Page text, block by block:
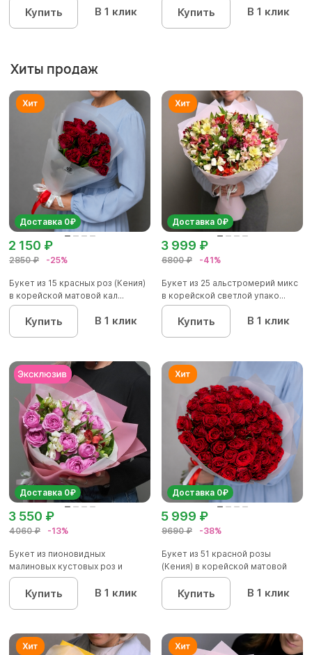
Купить В 1 клик Купить В 1 клик
Хиты продаж
Доставка 0₽
2850 ₽ -25%
2 150 ₽
Букет из 15 красных роз (Кения)
в корейской матовой кал...
Купить В 1 клик
Доставка 0₽
6800 ₽ -41%
3 999 ₽
Букет из 25 альстромерий микс
в корейской светлой упако...
Купить В 1 клик
Доставка 0₽
4060 ₽ -13%
3 550 ₽
Букет из пионовидных
малиновых кустовых роз и
альстроме...
Купить В 1 клик
Доставка 0₽
9690 ₽ -38%
5 999 ₽
Букет из 51 красной розы
(Кения) в корейской матовой
уп...
Купить В 1 клик